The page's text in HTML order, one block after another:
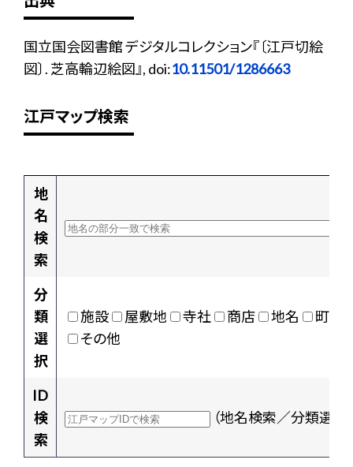
国立国会図書館 デジタルコレクション『〔江戸切絵
図〕. 芝高輪辺絵図』, doi:10.11501/1286663
江戸マップ検索
地
名
検
索
分
類
選
択
施設 屋敷地 寺社 商店 地名
町村
その他
ID
検
索
（地名検索／分類選択